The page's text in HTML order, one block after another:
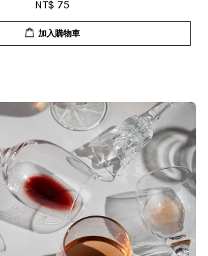
NT$ 75
加入購物車